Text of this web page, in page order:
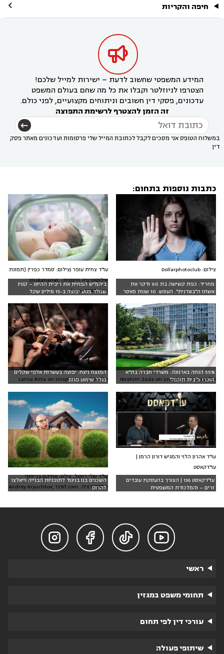
חיפה והקריות 

המידע המשפטי שחשוב לדעת – ישירות למייל שלכם!
הצטרפו לניוזלטר וקבלו את כל מה שחם בעולם המשפט
עדכונים, פסקי דין חשובים וניתוחים מקצועיים, לפני כולם.
זה הזמן להצטרף לרשימת התפוצה
במשלוח הטופס אני מסכים לקבל לכתובת המייל שלי פרסומות ועדכונים מאתר פסק
דין
כתבות נוספות בתחום:
מחריד: כפת קשישה בת 90 ודקר את
אשתו ה"בוגדנית". העונש: 10 שנות מאסר
צילום: Dollarphotoclub
ביהמ״ש הפחית את ריבית ההיוון – קטין
שנולד פגוע יפוצה ב-15 מיליון שקל
עו"ד צחית עופר (צילום: סמדר כפרי) [תמונת
אילוסטרציה חיצונית: tisskananat,
www.123rf.com]
55% הנחה בארנונה: משרדי חברה בת"א
הוכרו כ"בית תוכנה"
אילוסטרציה: Ibrahim Zada on Unsplash
המנצח ניצח: יפוצה בעשרות אלפי שקלים
בגלל שימוע פגום
אילוסטרציה: Larisa Birta on Unsplash
עו"דקאסט 136 | הצורך בהעסקת עובדים
זרים – והמלכודת המשפטית
עו"ד אהרון הלוי והמגיש דורון הרמן |
עו"דקאסט
השכנים בנו בניגוד לתוכניות הבנייה וייאלצו
להרוס
עו"ד שלי רוזטל, צילם: אחיקם בן יוסף
אילוסטרציה: Andrey Kryuchkov, 123rf.com




ראשי
תחומי משפט במגזין
עורכי דין לפי תחום
שיתופי פעולה